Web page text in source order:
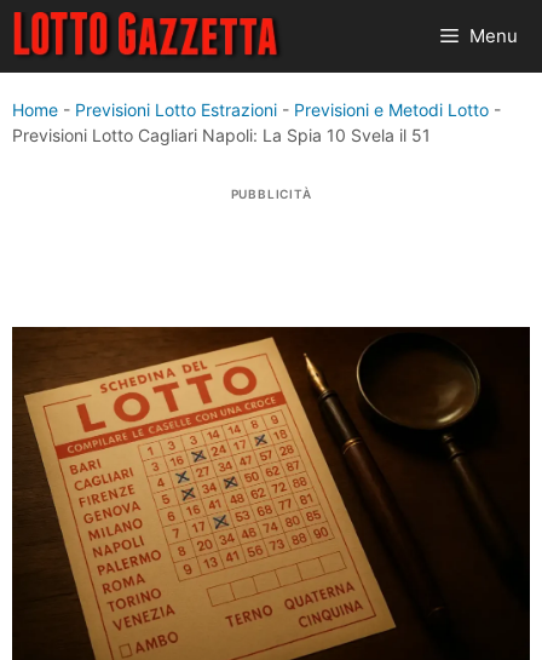
Vai
contenuto
Menu
Home - Previsioni Lotto Estrazioni - Previsioni e Metodi Lotto -
Previsioni Lotto Cagliari Napoli: La Spia 10 Svela il 51
PUBBLICITÀ